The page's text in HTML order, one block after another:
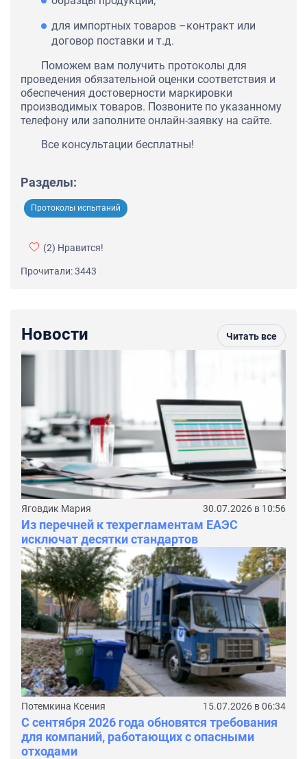
для импортных товаров –контракт или
договор поставки и т.д.
Поможем вам получить протоколы для
проведения обязательной оценки соответствия и
обеспечения достоверности маркировки
производимых товаров. Позвоните по указанному
телефону или заполните онлайн-заявку на сайте.
Все консультации бесплатны!
Разделы:
Протоколы испытаний
(2) Нравится!
Прочитали: 3443
Новости Читать все
Яговдик Мария 30.07.2026 в 10:56
Из перечней к техрегламентам ЕАЭС
исключат десятки стандартов
Потемкина Ксения 15.07.2026 в 06:34
С сентября 2026 года обновятся требования
для компаний, работающих с опасными
отходами